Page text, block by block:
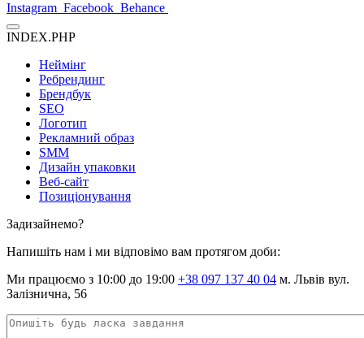
Instagram Facebook Behance
INDEX.PHP
Неймінг
Ребрендинг
Брендбук
SEO
Логотип
Рекламний образ
SMM
Дизайн упаковки
Веб-сайт
Позиціонування
Задизайнемо?
Напишіть нам і ми відповімо вам протягом доби:
Ми працюємо з 10:00 до 19:00 +38 097 137 40 04 м. Львів вул.
Залізнична, 56